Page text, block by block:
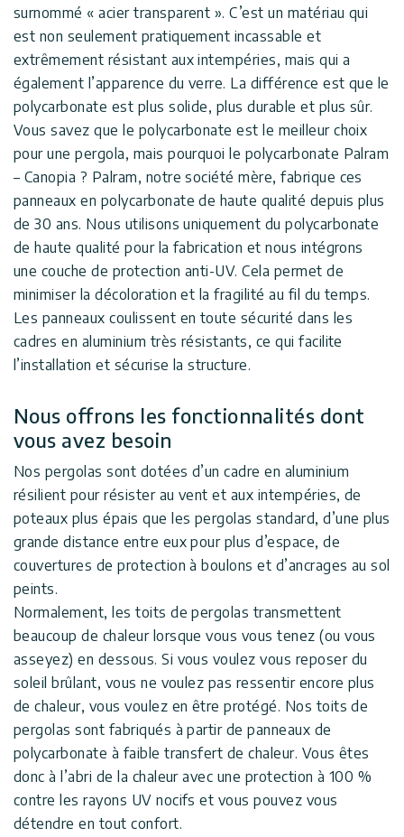
surnommé « acier transparent ». C’est un matériau qui
est non seulement pratiquement incassable et
extrêmement résistant aux intempéries, mais qui a
également l’apparence du verre. La différence est que le
polycarbonate est plus solide, plus durable et plus sûr.
Vous savez que le polycarbonate est le meilleur choix
pour une pergola, mais pourquoi le polycarbonate Palram
– Canopia ? Palram, notre société mère, fabrique ces
panneaux en polycarbonate de haute qualité depuis plus
de 30 ans. Nous utilisons uniquement du polycarbonate
de haute qualité pour la fabrication et nous intégrons
une couche de protection anti-UV. Cela permet de
minimiser la décoloration et la fragilité au fil du temps.
Les panneaux coulissent en toute sécurité dans les
cadres en aluminium très résistants, ce qui facilite
l’installation et sécurise la structure.
Nous offrons les fonctionnalités dont
vous avez besoin
Nos pergolas sont dotées d’un cadre en aluminium
résilient pour résister au vent et aux intempéries, de
poteaux plus épais que les pergolas standard, d’une plus
grande distance entre eux pour plus d’espace, de
couvertures de protection à boulons et d’ancrages au sol
peints.
Normalement, les toits de pergolas transmettent
beaucoup de chaleur lorsque vous vous tenez (ou vous
asseyez) en dessous. Si vous voulez vous reposer du
soleil brûlant, vous ne voulez pas ressentir encore plus
de chaleur, vous voulez en être protégé. Nos toits de
pergolas sont fabriqués à partir de panneaux de
polycarbonate à faible transfert de chaleur. Vous êtes
donc à l’abri de la chaleur avec une protection à 100 %
contre les rayons UV nocifs et vous pouvez vous
détendre en tout confort.